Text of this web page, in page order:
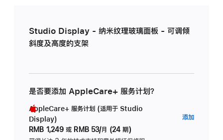
Studio Display - 纳米纹理玻璃面板 - 可调倾
斜度及高度的支架
是否要添加 AppleCare+ 服务计划？
AppleCare+ 服务计划 (适用于 Studio
Display)
RMB 1,249 或 RMB 53/月 (24 期)
添加